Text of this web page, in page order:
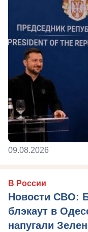
09.08.2026
В России
Новости СВО:
блэкаут в
напугали